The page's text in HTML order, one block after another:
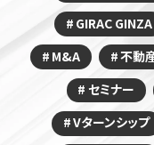
GIRAC GINZA
M&A
不動
セミナー
Vターンシップ